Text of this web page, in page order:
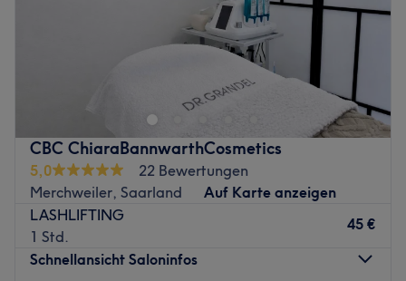
CBC ChiaraBannwarthCosmetics
5,0
22 Bewertungen
Merchweiler, Saarland
Auf Karte anzeigen
LASHLIFTING
1 Std.
45 €
Schnellansicht Saloninfos